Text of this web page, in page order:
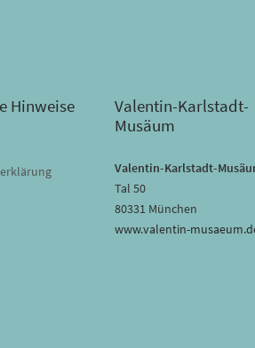
Hinweise
Valentin-Karlstadt-
Musäum
Valentin-Karlstadt-
Tal 50
80331 München
www.valentin-